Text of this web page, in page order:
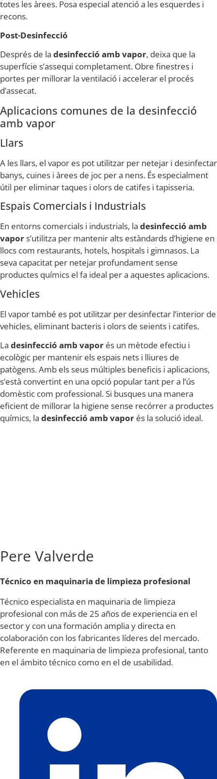
totes les àrees. Posa especial atenció a les esquerdes i
recons.
Post-Desinfecció
Després de la desinfecció amb vapor, deixa que la
superfície s’assequi completament. Obre finestres i
portes per millorar la ventilació i accelerar el procés
d’assecat.
Aplicacions comunes de la desinfecció
amb vapor
Llars
A les llars, el vapor es pot utilitzar per netejar i desinfectar
banys, cuines i àrees de joc per a nens. És especialment
útil per eliminar taques i olors de catifes i tapisseria.
Espais Comercials i Industrials
En entorns comercials i industrials, la desinfecció amb
vapors’utilitza per mantenir alts estàndards d’higiene en
llocs com restaurants, hotels, hospitals i gimnasos. La
seva capacitat per netejar profundament sense
productes químics el fa ideal per a aquestes aplicacions.
Vehicles
El vapor també es pot utilitzar per desinfectar l’interior de
vehicles, eliminant bacteris i olors de seients i catifes.
La desinfecció amb vapor és un mètode efectiu i
ecològic per mantenir els espais nets i lliures de
patògens. Amb els seus múltiples beneficis i aplicacions,
s’està convertint en una opció popular tant per a l’ús
domèstic com professional. Si busques una manera
eficient de millorar la higiene sense recórrer a productes
químics, la desinfecció amb vapor és la solució ideal.
Pere Valverde
Técnico en maquinaria de limpieza profesional
Técnico especialista en maquinaria de limpieza
profesional con más de 25 años de experiencia en el
sector y con una formación amplia y directa en
colaboración con los fabricantes líderes del mercado.
Referente en maquinaria de limpieza profesional, tanto
en el ámbito técnico como en el de usabilidad.